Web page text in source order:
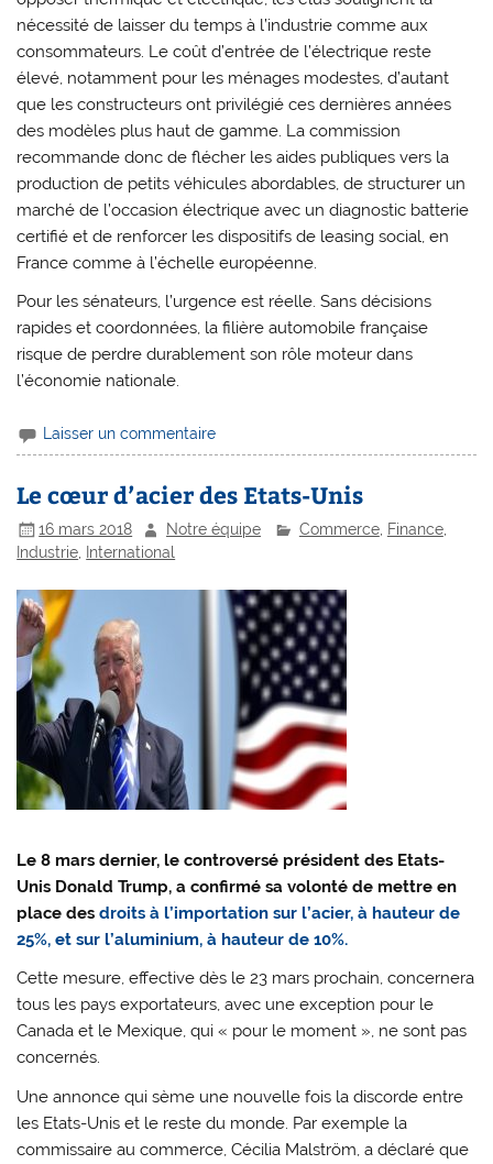
nécessité de laisser du temps à l’industrie comme aux
consommateurs. Le coût d’entrée de l’électrique reste
élevé, notamment pour les ménages modestes, d’autant
que les constructeurs ont privilégié ces dernières années
des modèles plus haut de gamme. La commission
recommande donc de flécher les aides publiques vers la
production de petits véhicules abordables, de structurer un
marché de l’occasion électrique avec un diagnostic batterie
certifié et de renforcer les dispositifs de leasing social, en
France comme à l’échelle européenne.
Pour les sénateurs, l’urgence est réelle. Sans décisions
rapides et coordonnées, la filière automobile française
risque de perdre durablement son rôle moteur dans
l’économie nationale.
Laisser un commentaire
Le cœur d’acier des Etats-Unis
16 mars 2018 Notre équipe Commerce, Finance,
Industrie
International
Le 8 mars dernier, le controversé président des Etats-
Unis Donald Trump, a confirmé sa volonté de mettre en
place desdroits à l’importation sur l’acier, à hauteur de
25%, et sur l’aluminium, à hauteur de 10%.
Cette mesure, effective dès le 23 mars prochain, concernera
tous les pays exportateurs, avec une exception pour le
Canada et le Mexique, qui « pour le moment », ne sont pas
concernés.
Une annonce qui sème une nouvelle fois la discorde entre
les Etats-Unis et le reste du monde. Par exemple la
commissaire au commerce, Cécilia Malström, a déclaré que